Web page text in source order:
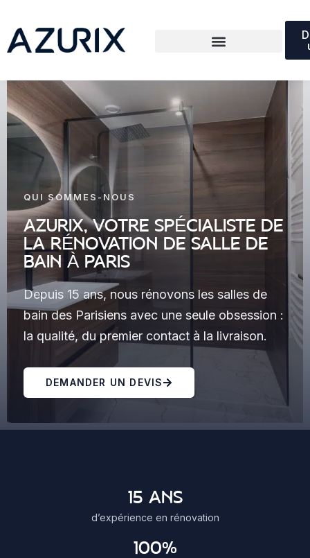
QUI SOMMES-NOUS
AZURIX, VOTRE SPÉCIALISTE DE
LA RÉNOVATION DE SALLE DE
BAIN À PARIS
Depuis 15 ans, nous rénovons les salles de
bain des Parisiens avec une seule obsession :
la qualité, du premier contact à la livraison.
DEMANDER UN DEVIS
15 ANS
d’expérience en rénovation
100%